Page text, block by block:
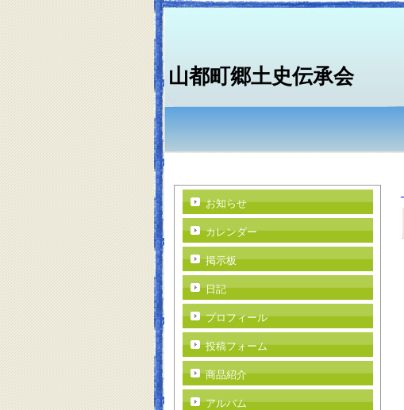
山都町郷土史伝承会
お知らせ
カレンダー
掲示板
日記
プロフィール
投稿フォーム
商品紹介
アルバム